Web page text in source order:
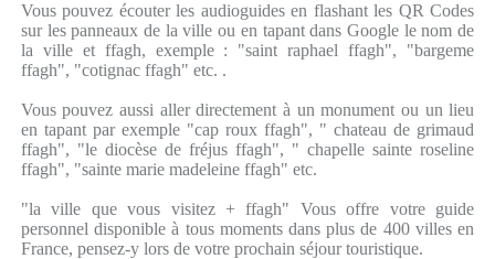
Vous pouvez écouter les audioguides en flashant les QR Codes
sur les panneaux de la ville ou en tapant dans Google le nom de
la ville et ffagh, exemple : "saint raphael ffagh", "bargeme
ffagh", "cotignac ffagh" etc. .
Vous pouvez aussi aller directement à un monument ou un lieu
en tapant par exemple "cap roux ffagh", " chateau de grimaud
ffagh", "le diocèse de fréjus ffagh", " chapelle sainte roseline
ffagh", "sainte marie madeleine ffagh" etc.
"la ville que vous visitez + ffagh" Vous offre votre guide
personnel disponible à tous moments dans plus de 400 villes en
France, pensez-y lors de votre prochain séjour touristique.